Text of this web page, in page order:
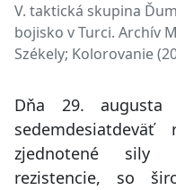
V. taktická skupina
bojisko v Turci. Archív
Székely; Kolorovanie
Dňa 29. augusta
zjednotené sily
rezistencie, so